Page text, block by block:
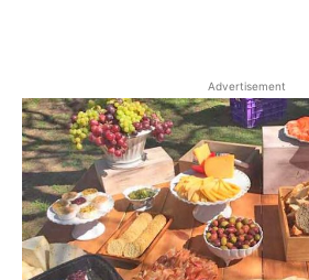
Advertisement